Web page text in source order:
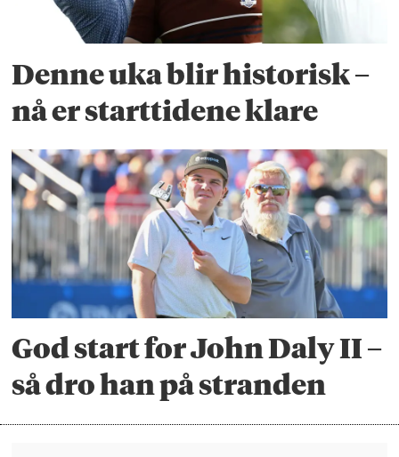
Denne uka blir historisk –
nå er starttidene klare
God start for John Daly II –
så dro han på stranden